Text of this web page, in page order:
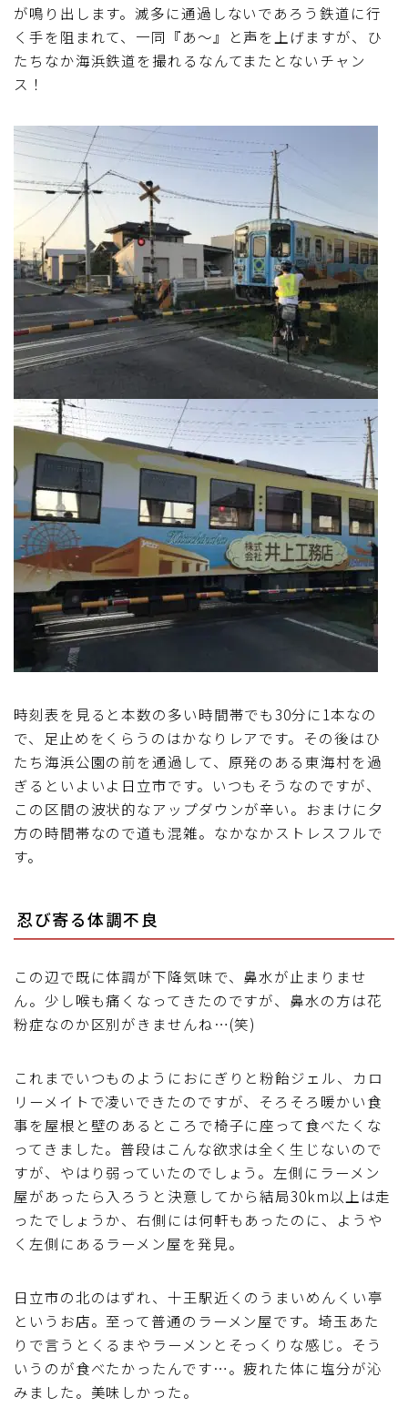
が鳴り出します。滅多に通過しないであろう鉄道に行
く手を阻まれて、一同『あ～』と声を上げますが、ひ
たちなか海浜鉄道を撮れるなんてまたとないチャン
ス！
時刻表を見ると本数の多い時間帯でも30分に1本なの
で、足止めをくらうのはかなりレアです。その後はひ
たち海浜公園の前を通過して、原発のある東海村を過
ぎるといよいよ日立市です。いつもそうなのですが、
この区間の波状的なアップダウンが辛い。おまけに夕
方の時間帯なので道も混雑。なかなかストレスフルで
す。
忍び寄る体調不良
この辺で既に体調が下降気味で、鼻水が止まりませ
ん。少し喉も痛くなってきたのですが、鼻水の方は花
粉症なのか区別がきませんね…(笑)
これまでいつものようにおにぎりと粉飴ジェル、カロ
リーメイトで凌いできたのですが、そろそろ暖かい食
事を屋根と壁のあるところで椅子に座って食べたくな
ってきました。普段はこんな欲求は全く生じないので
すが、やはり弱っていたのでしょう。左側にラーメン
屋があったら入ろうと決意してから結局30km以上は走
ったでしょうか、右側には何軒もあったのに、ようや
く左側にあるラーメン屋を発見。
日立市の北のはずれ、十王駅近くのうまいめんくい亭
というお店。至って普通のラーメン屋です。埼玉あた
りで言うとくるまやラーメンとそっくりな感じ。そう
いうのが食べたかったんです…。疲れた体に塩分が沁
みました。美味しかった。